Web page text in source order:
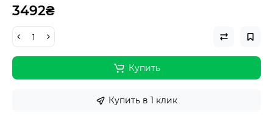
3492₴
Купить
Купить в 1 клик